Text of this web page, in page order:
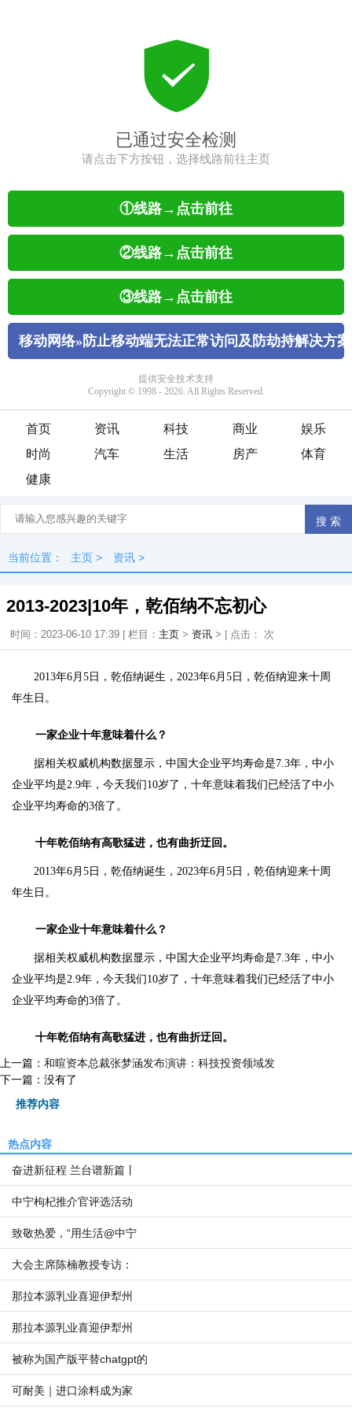
首页 资讯 科技 商业
娱乐
时尚
汽车 生活 房产
体育
健康
当前位置： 主页 > 资讯 >
2013-2023|10年，乾佰纳不忘初心
时间：2023-06-10 17:39 | 栏目： 主页 > 资讯 > | 点击： 次
2013年6月5日，乾佰纳诞生，2023年6月5日，乾佰纳迎来十周
年生日。
一家企业十年意味着什么？
据相关权威机构数据显示，中国大企业平均寿命是7.3年，中小
企业平均是2.9年，今天我们10岁了，十年意味着我们已经活了中小
企业平均寿命的3倍了。
十年乾佰纳有高歌猛进，也有曲折迂回。
2013年6月5日，乾佰纳诞生，2023年6月5日，乾佰纳迎来十周
年生日。
一家企业十年意味着什么？
据相关权威机构数据显示，中国大企业平均寿命是7.3年，中小
企业平均是2.9年，今天我们10岁了，十年意味着我们已经活了中小
企业平均寿命的3倍了。
十年乾佰纳有高歌猛进，也有曲折迂回。
上一篇： 和暄资本总裁张梦涵发布演讲：科技投资领域发
下一篇：没有了
推荐内容
热点内容
奋进新征程 兰台谱新篇丨
中宁枸杞推介官评选活动
致敬热爱，“用生活@中宁
大会主席陈楠教授专访：
那拉本源乳业喜迎伊犁州
那拉本源乳业喜迎伊犁州
被称为国产版平替chatgpt的
可耐美｜进口涂料成为家